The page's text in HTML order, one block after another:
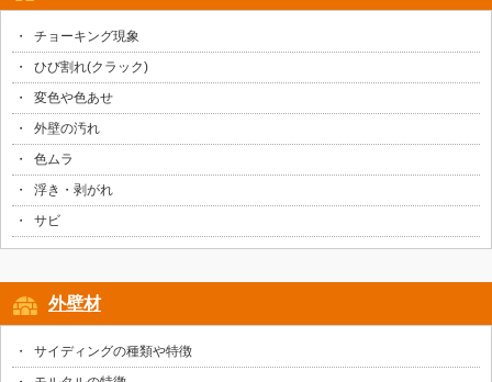
チョーキング現象
ひび割れ(クラック)
変色や色あせ
外壁の汚れ
色ムラ
浮き・剥がれ
サビ
外壁材
サイディングの種類や特徴